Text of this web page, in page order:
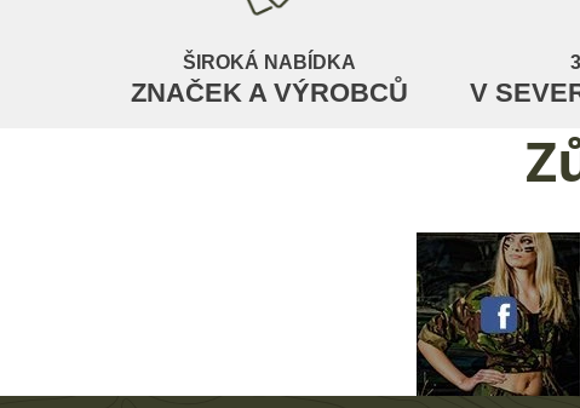
ŠIROKÁ NABÍDKA
ZNAČEK A VÝROBCŮ V